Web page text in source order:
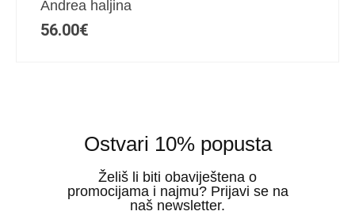
Andrea haljina
56.00€
Ostvari 10% popusta
Želiš li biti obaviještena o
promocijama i najmu? Prijavi se na
naš newsletter.